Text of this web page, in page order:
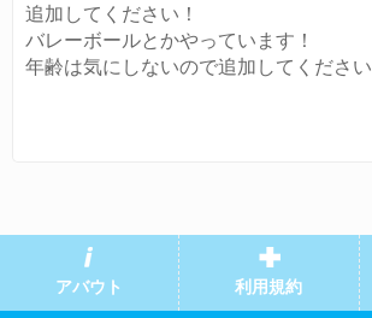
追加してください！
バレーボールとかやっています！
年齢は気にしないので追加してください
アバウト 利用規約